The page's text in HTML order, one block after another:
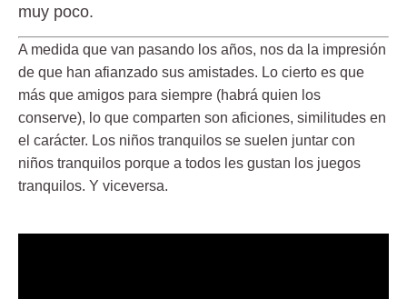
muy poco.
A medida que van pasando los años, nos da la impresión
de que han afianzado sus amistades. Lo cierto es que
más que amigos para siempre (habrá quien los
conserve), lo que comparten son aficiones, similitudes en
el carácter. Los niños tranquilos se suelen juntar con
niños tranquilos porque a todos les gustan los juegos
tranquilos. Y viceversa.